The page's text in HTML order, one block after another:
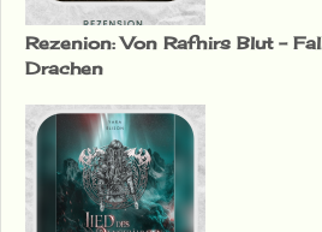
Rezenion: Von Rafnirs Blut –
Drachen